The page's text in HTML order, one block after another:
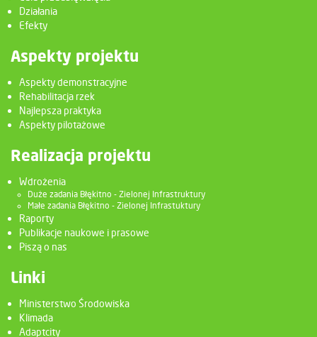
Działania
Efekty
Aspekty projektu
Aspekty demonstracyjne
Rehabilitacja rzek
Najlepsza praktyka
Aspekty pilotażowe
Realizacja projektu
Wdrożenia
Duże zadania Błękitno - Zielonej Infrastruktury
Małe zadania Błękitno - Zielonej Infrastuktury
Raporty
Publikacje naukowe i prasowe
Piszą o nas
Linki
Ministerstwo Środowiska
Klimada
Adaptcity